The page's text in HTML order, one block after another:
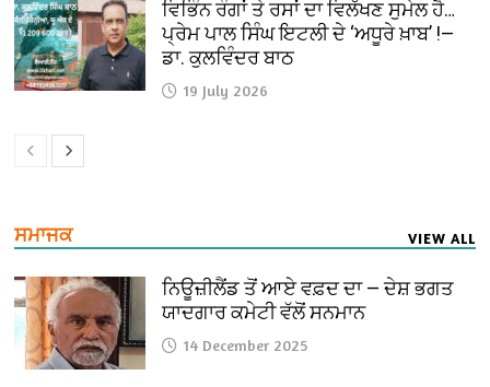
ਵਿਭਿੰਨ ਰੰਗਾਂ ਤੇ ਰਸਾਂ ਦਾ ਵਿਲੱਖਣ ਸੁਮੇਲ ਹੈ…
ਪ੍ਰੇਮ ਪਾਲ ਸਿੰਘ ਇਟਲੀ ਦੇ ‘ਅਧੂਰੇ ਖ਼ਾਬ’ !—
ਡਾ. ਕੁਲਵਿੰਦਰ ਬਾਠ
19 July 2026
ਸਮਾਜਕ VIEW ALL
ਨਿਊਜ਼ੀਲੈਂਡ ਤੋਂ ਆਏ ਵਫ਼ਦ ਦਾ — ਦੇਸ਼ ਭਗਤ
ਯਾਦਗਾਰ ਕਮੇਟੀ ਵੱਲੋਂ ਸਨਮਾਨ
14 December 2025